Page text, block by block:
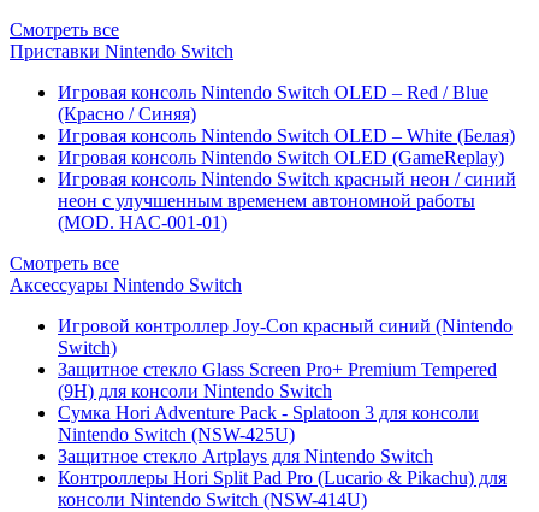
Смотреть все
Приставки Nintendo Switch
Игровая консоль Nintendo Switch OLED – Red / Blue
(Красно / Синяя)
Игровая консоль Nintendo Switch OLED – White (Белая)
Игровая консоль Nintendo Switch OLED (GameReplay)
Игровая консоль Nintendo Switch красный неон / синий
неон с улучшенным временем автономной работы
(MOD. HAC-001-01)
Смотреть все
Аксессуары Nintendo Switch
Игровой контроллер Joy-Con красный синий (Nintendo
Switch)
Защитное стекло Glass Screen Pro+ Premium Tempered
(9H) для консоли Nintendo Switch
Сумка Hori Adventure Pack - Splatoon 3 для консоли
Nintendo Switch (NSW-425U)
Защитное стекло Artplays для Nintendo Switch
Контроллеры Hori Split Pad Pro (Lucario & Pikachu) для
консоли Nintendo Switch (NSW-414U)